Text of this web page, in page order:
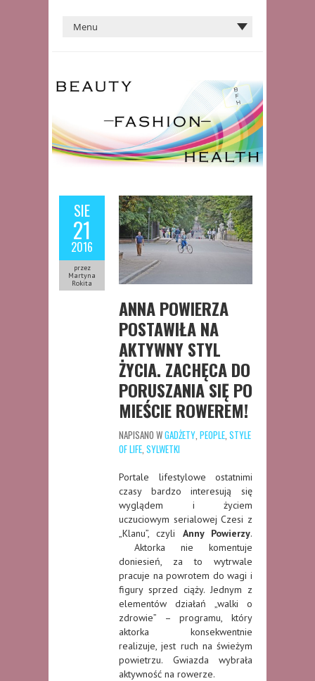
SIE
21
2016
przez
Martyna
Rokita
ANNA POWIERZA
POSTAWIŁA NA
AKTYWNY STYL
ŻYCIA. ZACHĘCA DO
PORUSZANIA SIĘ PO
MIEŚCIE ROWEREM!
NAPISANO WGADŻETY PEOPLE STYLE
OF LIFE SYLWETKI
Portale lifestylowe ostatnimi
czasy bardzo interesują się
wyglądem i życiem
uczuciowym serialowej Czesi z
„Klanu”, czyli Anny Powierzy.
Aktorka nie komentuje
doniesień, za to wytrwale
pracuje na powrotem do wagi i
figury sprzed ciąży. Jednym z
elementów działań „walki o
zdrowie” – programu, który
aktorka konsekwentnie
realizuje, jest ruch na świeżym
powietrzu. Gwiazda wybrała
aktywność na rowerze.